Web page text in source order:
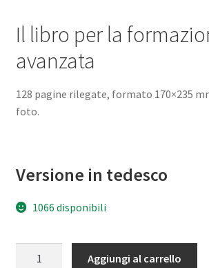
Il libro per la
avanzata
128 pagine rilegate, formato 170×235
foto.
Versione in tedesco
1066 disponibili
Aggiungi al carrello